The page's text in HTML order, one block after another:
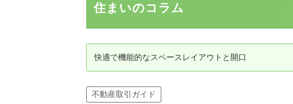
買い替えサポート はじめての売却
不動産の相続 売却前の修繕・リフォーム
売却の流れ（手順）
不動産売却の詳しい流れ
住宅ローン控除・消費税について
リニュアル仲介とは
資産価値の減りにくい住宅購入 中古だから安心して購入で
住まいのコラム
快適で機能的なスペースレイアウトと開口
不動産取引ガイド